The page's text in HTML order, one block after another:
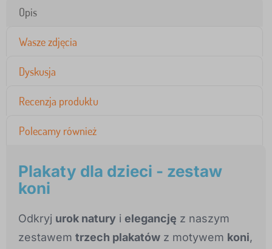
Opis
Wasze zdjęcia
Dyskusja
Recenzja produktu
Polecamy również
Plakaty dla dzieci - zestaw
koni
Odkryj urok natury i elegancję z naszym
zestawem trzech plakatów z motywem koni,